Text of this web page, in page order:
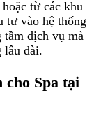
từ các khu
tư vào hệ thống
tầm dịch vụ mà
lâu dài.
Spa tại